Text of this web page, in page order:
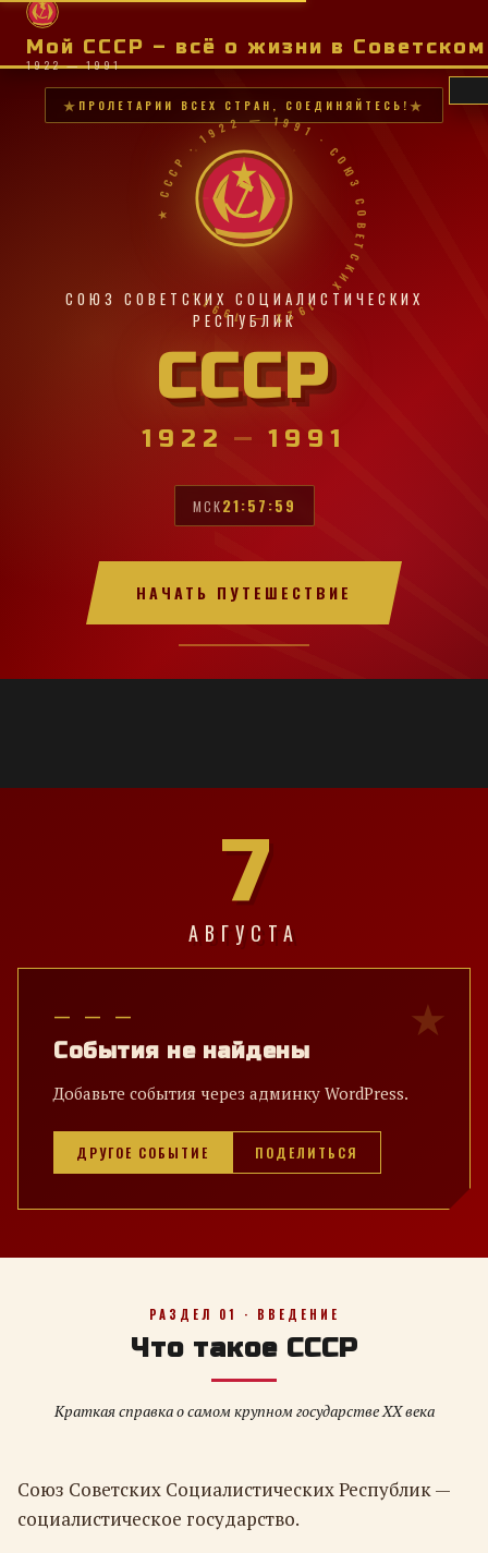
Мой СССР – всё о жизни в
1922 — 1991
ПРОЛЕТАРИИ ВСЕХ СТРАН, СОЕДИНЯЙТЕСЬ!
★ СССР · 1922 — 1991 · СОЮЗ СОВЕТСКИХ · 1922 — 1991 ·
СОЮЗ СОВЕТСКИХ СОЦИАЛИСТИЧЕСКИХ
РЕСПУБЛИК
СССР
1922 — 1991
МСК21:58:00
НАЧАТЬ ПУТЕШЕСТВИЕ
7
АВГУСТА
— — —
События не найдены
Добавьте события через админку WordPress.
ДРУГОЕ СОБЫТИЕ ПОДЕЛИТЬСЯ
РАЗДЕЛ 01 · ВВЕДЕНИЕ
Что такое СССР
Краткая справка о самом крупном государстве XX века
Союз Советских Социалистических Республик —
социалистическое государство.